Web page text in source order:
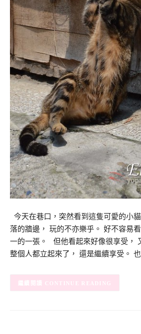
今天在巷口，突然看到這隻可愛的小
落的牆邊， 玩的不亦樂乎。 好不容易
一的一張。 但他看起來好像很享受，
整個人都立起來了， 還是繼續享受。
CONTINUE READING